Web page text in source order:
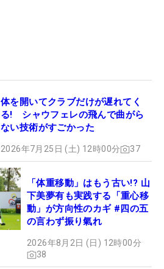
体を開いてクラブだけが遅れてく
る! シャウフェレの飛んで曲がら
ない技術がすごかった
2026年7月25日 (土) 12時00分 37
「体重移動」はもう古い!? 山
下美夢有も実践する「重心移
動」が方向性のカギ #四の五
の言わず振り氣れ
2026年8月2日 (日) 12時00分
38